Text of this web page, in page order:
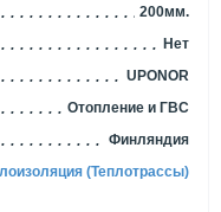
200мм.
Нет
UPONOR
Отопление и ГВС
Финляндия
(Теплотрассы)